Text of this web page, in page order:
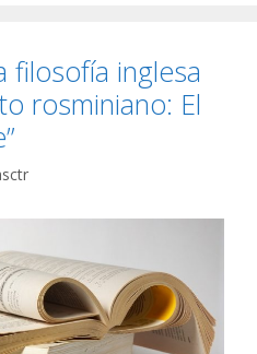
filosofía inglesa
rosminiano: El